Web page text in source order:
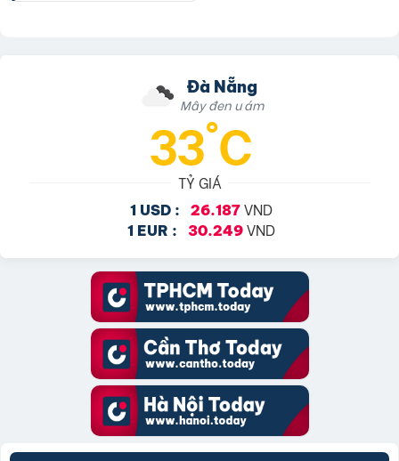
Đà Nẵng
Mây đen u ám
33°C
TỶ GIÁ
1 USD : 26.187 VND
1 EUR : 30.249 VND